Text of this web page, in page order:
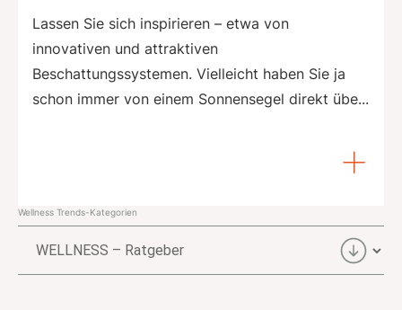
Lassen Sie sich inspirieren – etwa von
innovativen und attraktiven
Beschattungssystemen. Vielleicht haben Sie ja
schon immer von einem Sonnensegel direkt übe...
Wellness Trends-Kategorien